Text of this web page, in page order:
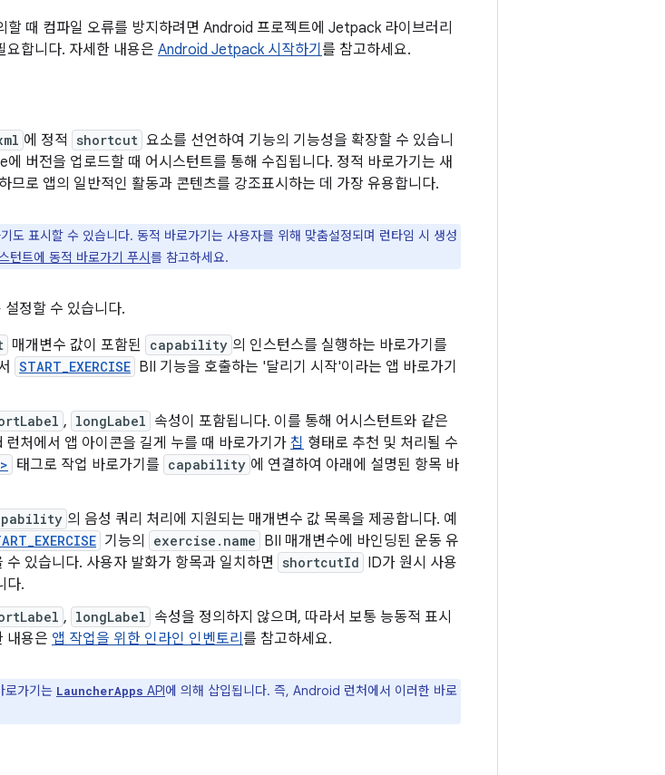
할 때 컴파일 오류를 방지하려면 Android 프로젝트에 Jetpack 라이브러리
요합니다. 자세한 내용은 Android Jetpack 시작하기 를 참고하세요.
에 정적 shortcut 요소를 선언하여 기능의 기능성을 확장할 수 있습니
버전을 업로드할 때 어시스턴트를 통해 수집됩니다. 정적 바로가기는 새
므로 앱의 일반적인 활동과 콘텐츠를 강조표시하는 데 가장 유용합니다.
도 표시할 수 있습니다. 동적 바로가기는 사용자를 위해 맞춤설정되며 런타임 시 생성
턴트에 동적 바로가기 푸시를 참고하세요.
정할 수 있습니다.
매개변수 값이 포함된 capability 의 인스턴스를 실행하는 바로가기를
START_EXERCISE BII 기능을 호출하는 '달리기 시작'이라는 앱 바로가기
, longLabel 속성이 포함됩니다. 이를 통해 어시스턴트와 같은
처에서 앱 아이콘을 길게 누를 때 바로가기가 칩 형태로 추천 및 처리될 수
태그로 작업 바로가기를 capability 에 연결하여 아래에 설명된 항목 바
의 음성 쿼리 처리에 지원되는 매개변수 값 목록을 제공합니다. 예
기능의 exercise.name BII 매개변수에 바인딩된 운동 유
있습니다. 사용자 발화가 항목과 일치하면
shortcutId ID가 원시 사용
다.
, longLabel 속성을 정의하지 않으며, 따라서 보통 능동적 표시
내용은 앱 작업을 위한 인라인 인벤토리 를 참고하세요.
로가기는 LauncherApps API에 의해 삽입됩니다. 즉, Android 런처에서 이러한 바로